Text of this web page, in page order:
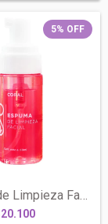
5% OFF
Espuma de Limpieza Facial Coral Desmaqui...